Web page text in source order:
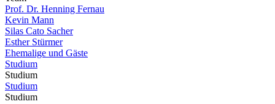
Prof. Dr. Henning Fernau
Kevin Mann
Silas Cato Sacher
Esther Stürmer
Ehemalige und Gäste
Studium
Studium
Studium
Studium